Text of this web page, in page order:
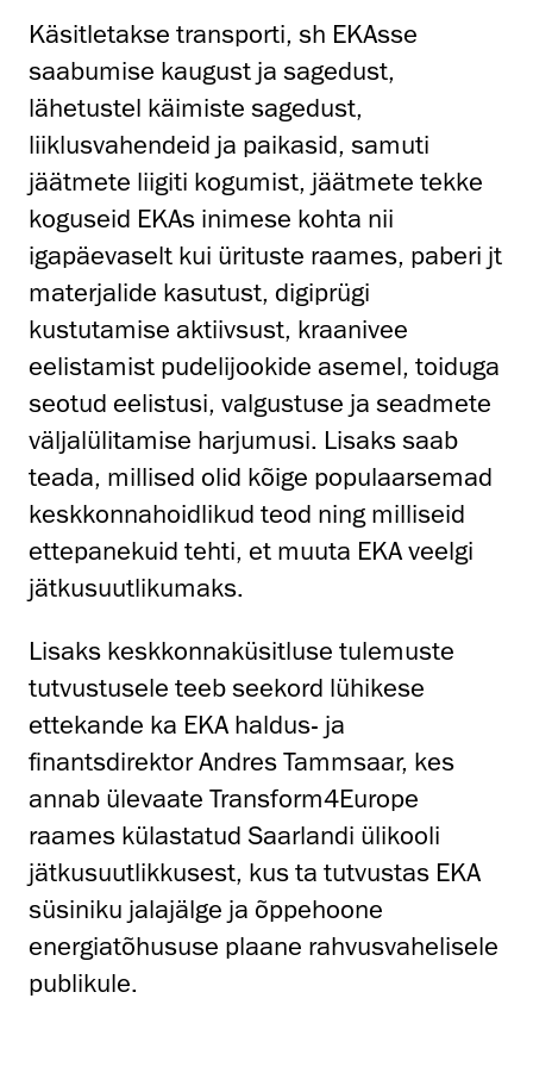
Käsitletakse transporti, sh EKAsse
saabumise kaugust ja sagedust,
lähetustel käimiste sagedust,
liiklusvahendeid ja paikasid, samuti
jäätmete liigiti kogumist, jäätmete tekke
koguseid EKAs inimese kohta nii
igapäevaselt kui ürituste raames, paberi jt
materjalide kasutust, digiprügi
kustutamise aktiivsust, kraanivee
eelistamist pudelijookide asemel, toiduga
seotud eelistusi, valgustuse ja seadmete
väljalülitamise harjumusi. Lisaks saab
teada, millised olid kõige populaarsemad
keskkonnahoidlikud teod ning milliseid
ettepanekuid tehti, et muuta EKA veelgi
jätkusuutlikumaks.
Lisaks keskkonnaküsitluse tulemuste
tutvustusele teeb seekord lühikese
ettekande ka EKA haldus- ja
finantsdirektor Andres Tammsaar, kes
annab ülevaate Transform4Europe
raames külastatud Saarlandi ülikooli
jätkusuutlikkusest, kus ta tutvustas EKA
süsiniku jalajälge ja õppehoone
energiatõhususe plaane rahvusvahelisele
publikule.